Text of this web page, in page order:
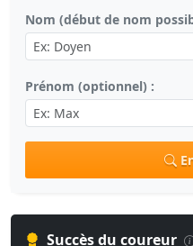
Nom (début de nom
Prénom (optionnel) :
Succès du coureur